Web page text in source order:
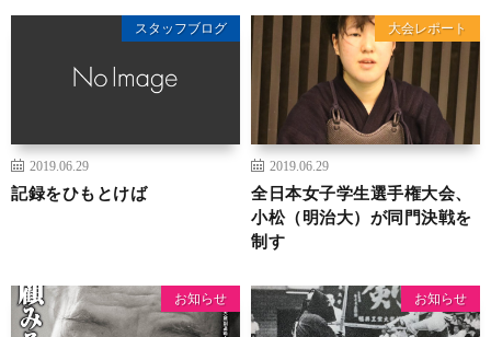
スタッフブログ
2019.06.29
記録をひもとけば
大会レポート
2019.06.29
全日本女子学生選手権大会、
小松（明治大）が同門決戦を
制す
お知らせ お知らせ